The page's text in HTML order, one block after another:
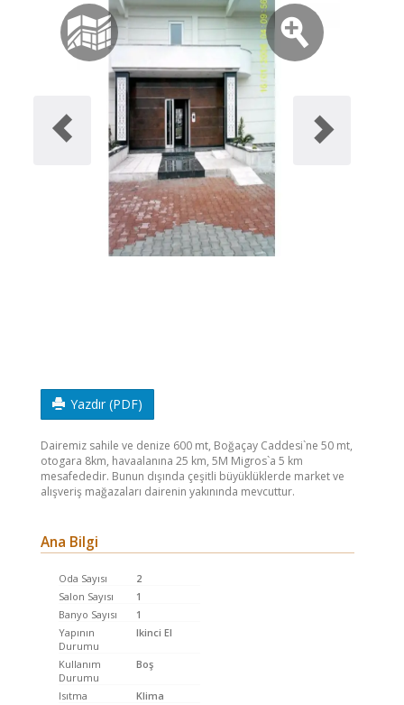
Yazdır (PDF)
Dairemiz sahile ve denize 600 mt, Boğaçay Caddesi`ne 50 mt,
otogara 8km, havaalanına 25 km, 5M Migros`a 5 km
mesafededir. Bunun dışında çeşitli büyüklüklerde market ve
alışveriş mağazaları dairenin yakınında mevcuttur.
Ana Bilgi
Oda Sayısı
2
Salon Sayısı
1
Banyo Sayısı
1
Yapının
Durumu
Ikinci El
Kullanım
Durumu
Boş
Isıtma
Klima